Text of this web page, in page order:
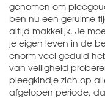
genomen om
ben nu een geruime
altijd makkelijk. Je
je eigen leven in de
enorm veel geduld
van veiligheid
pleegkindje zich op
afgelopen periode,